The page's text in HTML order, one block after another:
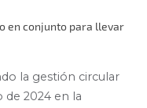
en conjunto para llevar
la gestión circular
de 2024 en la